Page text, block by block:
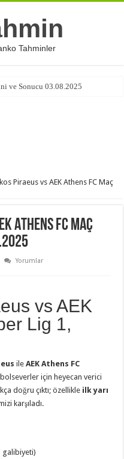
Tahminler
ve Sonucu 03.08.2025
Piraeus vs AEK Athens FC Maç
Athens FC Maç
Yorumlar
vs AEK
Lig 1,
ileAEK Athens FC
için heyecan verici
doğru çıktı; özellikle ilk yarı
karşıladı.
galibiyeti)